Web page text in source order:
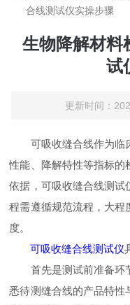
合线测试仪实操步骤
生物降解材料
试
更新时间：
可吸收缝合线作为临
性能、降解特性等指标的
依据，可吸收缝合线测试
程需遵循规范流程，大程
度。
可吸收缝合线测试仪
首先是测试前准备环
悉待测缝合线的产品特性